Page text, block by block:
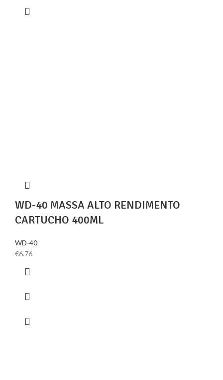
WD-40 MASSA ALTO RENDIMENTO
CARTUCHO 400ML
WD-40
€6.76